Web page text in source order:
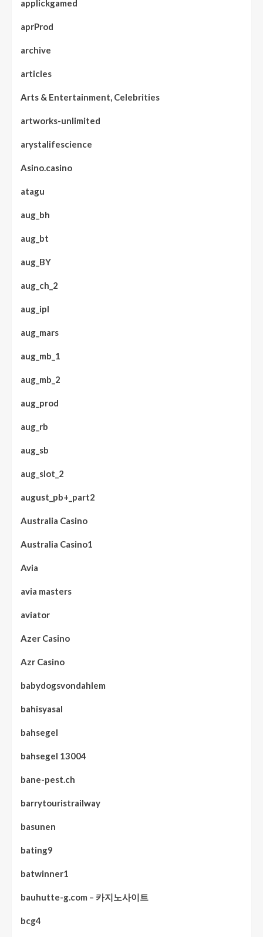
applickgamed
aprProd
archive
articles
Arts & Entertainment, Celebrities
artworks-unlimited
arystalifescience
Asino.casino
atagu
aug_bh
aug_bt
aug_BY
aug_ch_2
aug_ipl
aug_mars
aug_mb_1
aug_mb_2
aug_prod
aug_rb
aug_sb
aug_slot_2
august_pb+_part2
Australia Casino
Australia Casino1
Avia
avia masters
aviator
Azer Casino
Azr Casino
babydogsvondahlem
bahisyasal
bahsegel
bahsegel 13004
bane-pest.ch
barrytouristrailway
basunen
bating9
batwinner1
bauhutte-g.com – 카지노사이트
bcg4